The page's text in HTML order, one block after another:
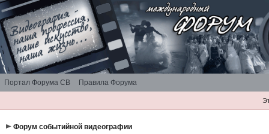
Портал Форума СВ Правила Форума
Форум событийной видеографии